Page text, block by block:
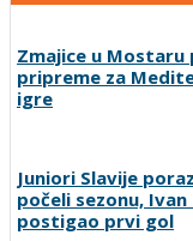
Zmajice u Mostaru
pripreme za
igre
Juniori Slavije
počeli sezonu, Ivan
postigao prvi gol